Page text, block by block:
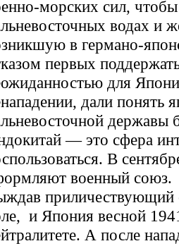
морских сил,
водах и
в германо-
первых
для
дали понять
державы
— это сфера
В
военный союз.
приличествующий
и Япония весной
А после